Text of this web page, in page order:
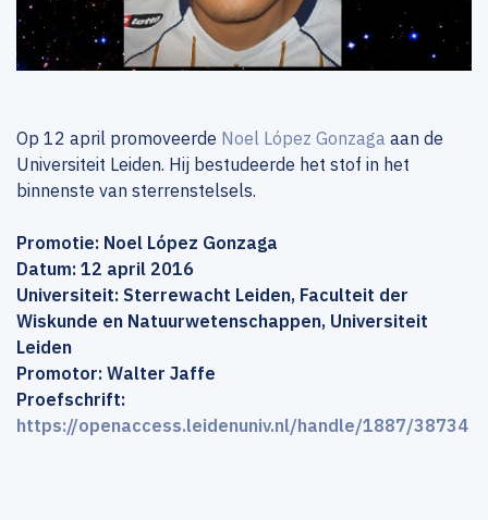
Op 12 april promoveerde Noel López Gonzaga aan de
Universiteit Leiden. Hij bestudeerde het stof in het
binnenste van sterrenstelsels.
Promotie: Noel López Gonzaga
Datum: 12 april 2016
Universiteit: Sterrewacht Leiden, Faculteit der
Wiskunde en Natuurwetenschappen, Universiteit
Leiden
Promotor: Walter Jaffe
Proefschrift:
https://openaccess.leidenuniv.nl/handle/1887/38734